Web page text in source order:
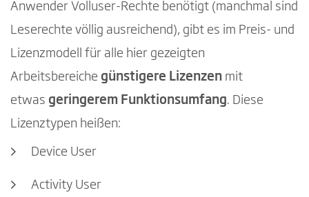
Anwender Volluser-Rechte benötigt (manchmal sind
Leserechte völlig ausreichend), gibt es im Preis- und
Lizenzmodell für alle hier gezeigten
Arbeitsbereiche günstigere Lizenzen mit
etwas geringerem Funktionsumfang. Diese
Lizenztypen heißen:
Device User
Activity User